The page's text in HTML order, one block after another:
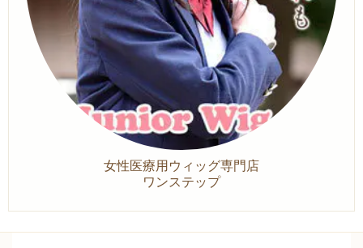
女性医療用ウィッグ専門店
ワンステップ